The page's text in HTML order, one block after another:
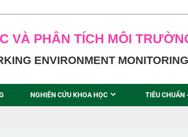
VÀ PHÂN TÍCH MÔI
ENVIRONMENT
NGHIÊN CỨU KHOA HỌC TIÊU CHUẨN